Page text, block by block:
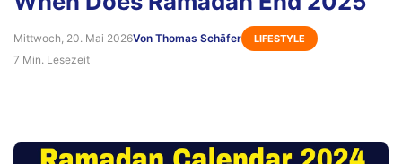
Mittwoch, 20. Mai 2026Von Thomas Schäfer LIFESTYLE
7 Min. Lesezeit